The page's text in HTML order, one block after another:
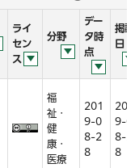
ライ
セン
ス
分野
デー
タ時
点
掲載
日
福
祉・
健
康・
医療
201
9-0
8-2
8
201
9-0
8-2
8